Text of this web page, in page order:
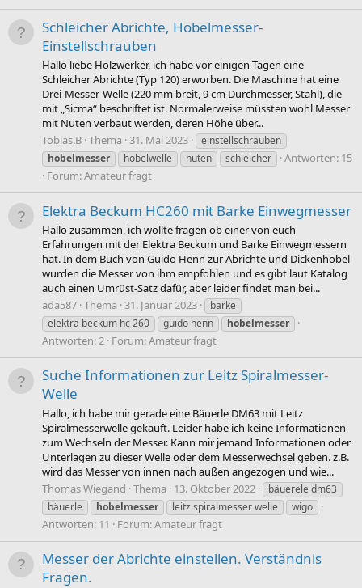
Schleicher Abrichte, Hobelmesser-
Einstellschrauben
Hallo liebe Holzwerker, ich habe vor einigen Tagen eine
Schleicher Abrichte (Typ 120) erworben. Die Maschine hat eine
Drei-Messer-Welle (220 mm breit, 9 cm Durchmesser, Stahl), die
mit „Sicma“ beschriftet ist. Normalerweise müssten wohl Messer
mit Nuten verbaut werden, deren Höhe über...
Tobias.B Thema 31. Mai 2023
einstellschrauben
hobelmesser
hobelwelle nuten schleicher
Antworten: 15
Forum:Amateur fragt
Elektra Beckum HC260 mit Barke Einwegmesser
Hallo zusammen, ich wollte fragen ob einer von euch
Erfahrungen mit der Elektra Beckum und Barke Einwegmessern
hat. In dem Buch von Guido Henn zur Abrichte und Dickenhobel
wurden die Messer von ihm empfohlen und es gibt laut Katalog
auch einen Umrüst-Satz dafür, aber leider findet man bei...
ada587 Thema 31. Januar 2023
barke
elektra beckum hc 260
guido henn hobelmesser
Antworten: 2 Forum:Amateur fragt
Suche Informationen zur Leitz Spiralmesser-
Welle
Hallo, ich habe mir gerade eine Bäuerle DM63 mit Leitz
Spiralmesserwelle gekauft. Leider habe ich keine Informationen
zum Wechseln der Messer. Kann mir jemand Informationen oder
Unterlagen zu dieser Welle oder dem Messerwechsel geben. z.B.
wird das Messer von innen nach außen angezogen und wie...
Thomas Wiegand Thema 13. Oktober 2022
bäuerele dm63
bäuerle
hobelmesser leitz spiralmesser welle wigo
Antworten: 11 Forum:Amateur fragt
Messer der Abrichte einstellen. Verständnis
Fragen.